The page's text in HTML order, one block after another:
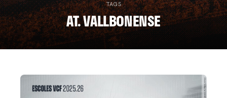
TAGS
AT. VALLBONENSE